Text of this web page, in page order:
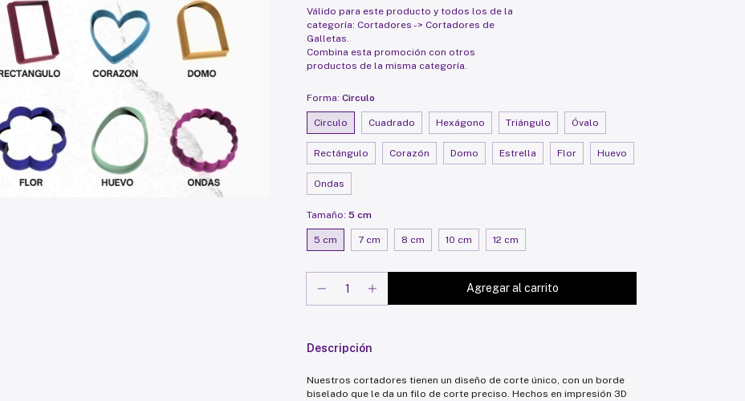
Válido para este producto y todos los de la
categoría: Cortadores -> Cortadores de
Galletas.
Combina esta promoción con otros
productos de la misma categoría.
Forma: Circulo
Circulo Cuadrado Hexágono Triángulo Óvalo
Rectángulo Corazón Domo Estrella Flor Huevo
Ondas
Tamaño: 5 cm
5 cm 7 cm 8 cm 10 cm 12 cm
Descripción
Nuestros cortadores tienen un diseño de corte único, con un borde
biselado que le da un filo de corte preciso. Hechos en impresión 3D